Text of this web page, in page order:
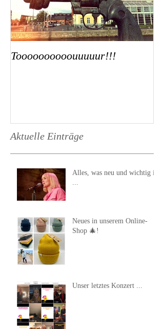
Toooooooooouuuuur!!!
Aktuelle Einträge
Alles, was neu und wichtig ist
...
Neues in unserem Online-
Shop 🎄!
Unser letztes Konzert ...